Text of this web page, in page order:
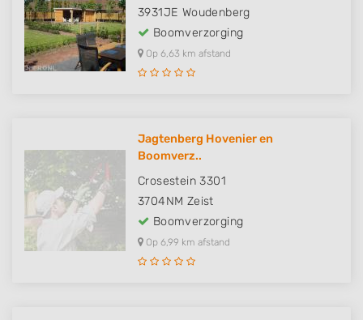
3931JE Woudenberg
Boomverzorging
Op 6,63 km afstand
Jagtenberg Hovenier en
Boomverz..
Crosestein 3301
3704NM Zeist
Boomverzorging
Op 6,99 km afstand